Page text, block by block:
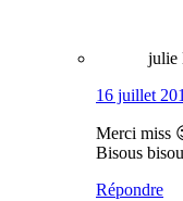
julie
16 juillet
Merci miss
Bisous
Répondre